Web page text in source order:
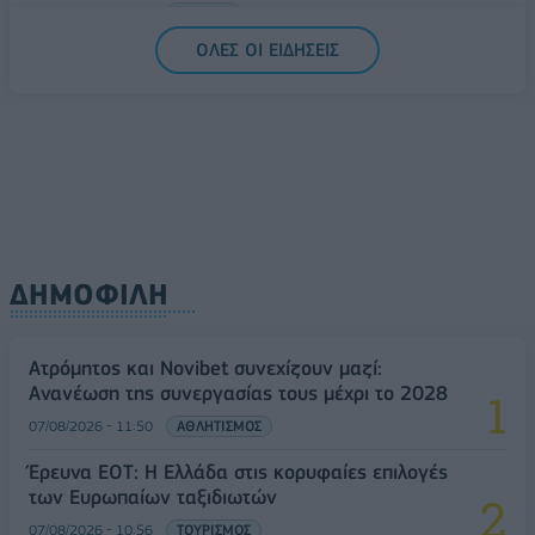
ΟΛΕΣ ΟΙ ΕΙΔΗΣΕΙΣ
ΔΗΜΟΦΙΛΗ
Ατρόμητος και Novibet συνεχίζουν μαζί:
Ανανέωση της συνεργασίας τους μέχρι το 2028
07/08/2026 - 11:50 ΑΘΛΗΤΙΣΜΟΣ
Έρευνα ΕΟΤ: Η Ελλάδα στις κορυφαίες επιλογές
των Ευρωπαίων ταξιδιωτών
07/08/2026 - 10:56 ΤΟΥΡΙΣΜΟΣ